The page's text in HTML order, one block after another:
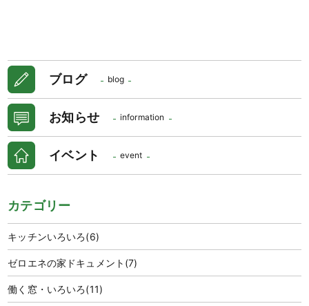
ブログ blog
お知らせ information
イベント event
カテゴリー
キッチンいろいろ(6)
ゼロエネの家ドキュメント (7)
働く窓・いろいろ(11)